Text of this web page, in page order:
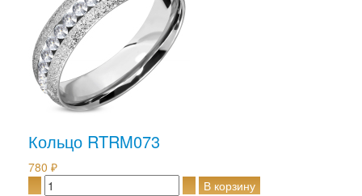
Кольцо RTRM073
780 ₽